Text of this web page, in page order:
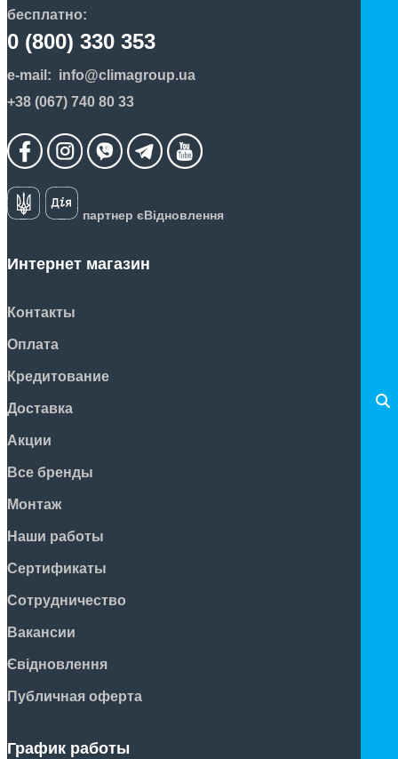
бесплатно:
0 (800) 330 353
e-mail: info@climagroup.ua
+38 (067) 740 80 33
партнер єВідновлення
Интернет магазин
Контакты
Оплата
Кредитование
Доставка
Акции
Все бренды
Монтаж
Наши работы
Сертификаты
Сотрудничество
Вакансии
Євідновлення
Публичная оферта
График работы